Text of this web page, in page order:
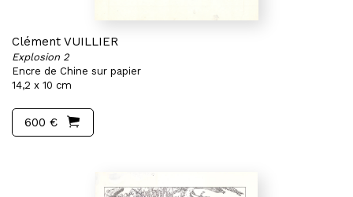
Clément VUILLIER
Explosion 2
Encre de Chine sur papier
14,2 x 10 cm
600 €